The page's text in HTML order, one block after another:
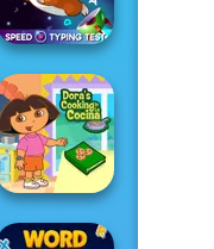
Speed Typing
Test